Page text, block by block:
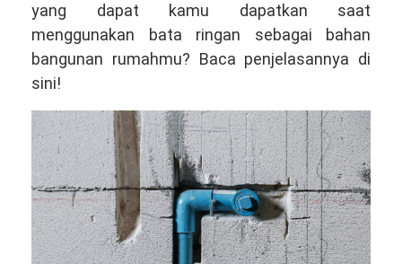
yang dapat kamu dapatkan saat
menggunakan bata ringan sebagai bahan
bangunan rumahmu? Baca penjelasannya di
sini!